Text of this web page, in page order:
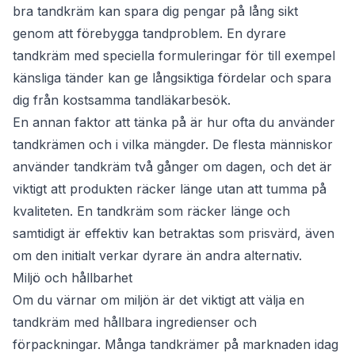
bra tandkräm kan spara dig pengar på lång sikt
genom att förebygga tandproblem. En dyrare
tandkräm med speciella formuleringar för till exempel
känsliga tänder kan ge långsiktiga fördelar och spara
dig från kostsamma tandläkarbesök.
En annan faktor att tänka på är hur ofta du använder
tandkrämen och i vilka mängder. De flesta människor
använder tandkräm två gånger om dagen, och det är
viktigt att produkten räcker länge utan att tumma på
kvaliteten. En tandkräm som räcker länge och
samtidigt är effektiv kan betraktas som prisvärd, även
om den initialt verkar dyrare än andra alternativ.
Miljö och hållbarhet
Om du värnar om miljön är det viktigt att välja en
tandkräm med hållbara ingredienser och
förpackningar. Många tandkrämer på marknaden idag